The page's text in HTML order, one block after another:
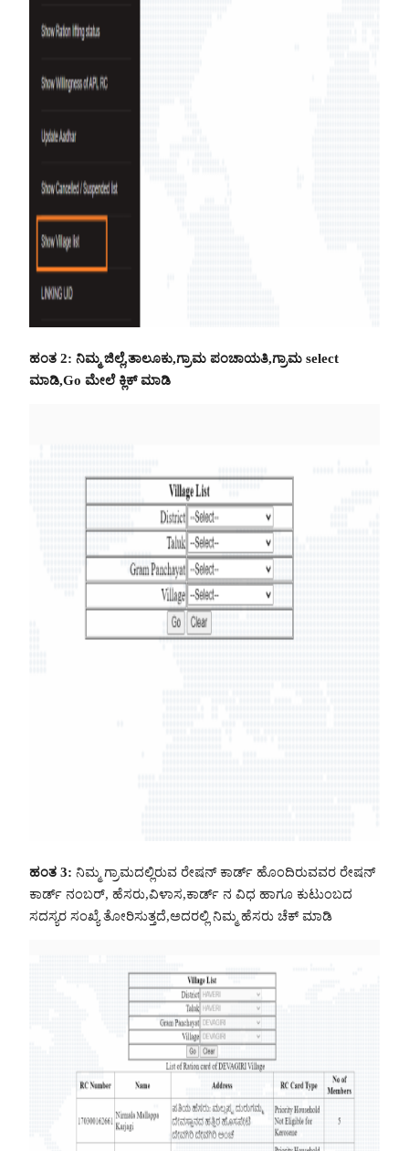
ಹಂತ 2: ನಿಮ್ಮ ಜಿಲ್ಲೆ,ತಾಲೂಕು,ಗ್ರಾಮ ಪಂಚಾಯತಿ,ಗ್ರಾಮ select
ಮಾಡಿ,Go ಮೇಲೆ ಕ್ಲಿಕ್ ಮಾಡಿ
ಹಂತ 3: ನಿಮ್ಮ ಗ್ರಾಮದಲ್ಲಿರುವ ರೇಷನ್ ಕಾರ್ಡ್ ಹೊಂದಿರುವವರ ರೇಷನ್
ಕಾರ್ಡ್ ನಂಬರ್, ಹೆಸರು,ವಿಳಾಸ,ಕಾರ್ಡ್ ನ ವಿಧ ಹಾಗೂ ಕುಟುಂಬದ
ಸದಸ್ಯರ ಸಂಖ್ಯೆ ತೋರಿಸುತ್ತದೆ,ಅದರಲ್ಲಿ ನಿಮ್ಮ ಹೆಸರು ಚೆಕ್ ಮಾಡಿ